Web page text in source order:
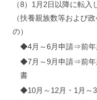
（8）1月2日以降に転
（扶養親族数等および
の）
◆4月～6月申請⇒前年
◆7月～9月申請⇒前年
書
◆10月～12月・1月～